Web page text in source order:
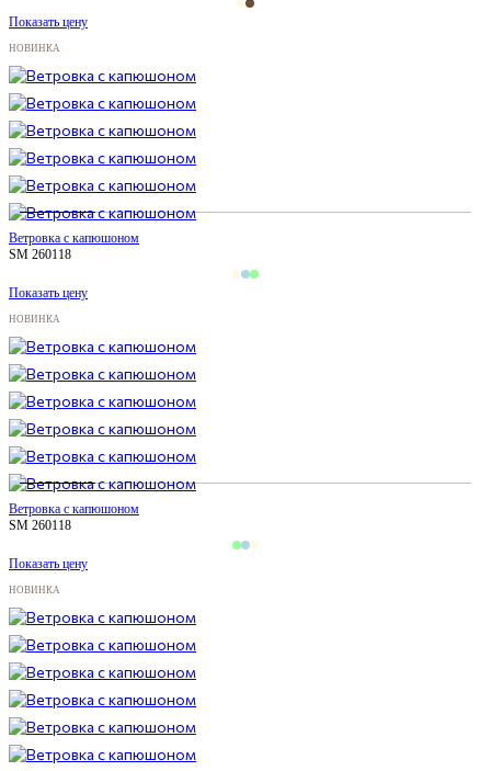
Показать цену
НОВИНКА
Ветровка с капюшоном
SM 260118
Показать цену
НОВИНКА
Ветровка с капюшоном
SM 260118
Показать цену
НОВИНКА